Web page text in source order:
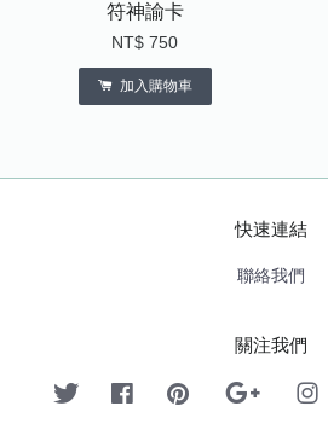
符神諭卡
NT$ 750
加入購物車
快速連結
聯絡我們
關注我們
Twitter FacebookPinterest Google